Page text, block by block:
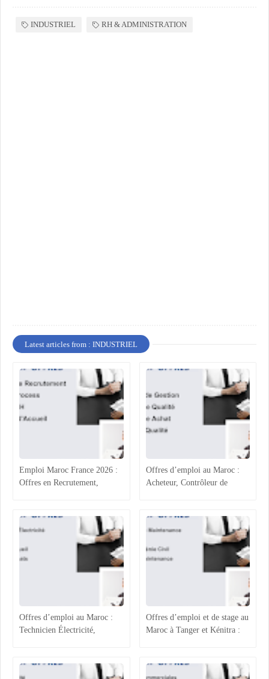
INDUSTRIEL RH & ADMINISTRATION
Latest articles from : INDUSTRIEL
Emploi Maroc France 2026 :
Offres en Recrutement,
Offres d’emploi au Maroc :
Acheteur, Contrôleur de
Offres d’emploi au Maroc :
Technicien Électricité,
Offres d’emploi et de stage au
Maroc à Tanger et Kénitra :
humaines et projets techniques